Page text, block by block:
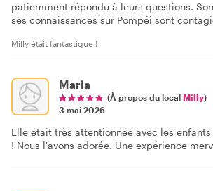
patiemment répondu à leurs questions.
ses connaissances sur Pompéi sont
Milly était fantastique !
Maria
(À propos du local Milly)
3 mai 2026
Elle était très attentionnée avec les
! Nous l'avons adorée. Une expérience